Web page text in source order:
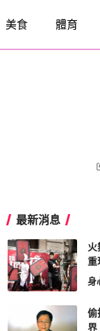
美食 體育
最新消息
重
身
界